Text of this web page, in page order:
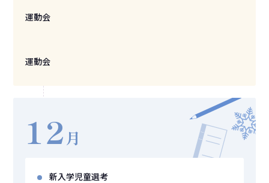
運動会
運動会
12 月
新入学児童選考